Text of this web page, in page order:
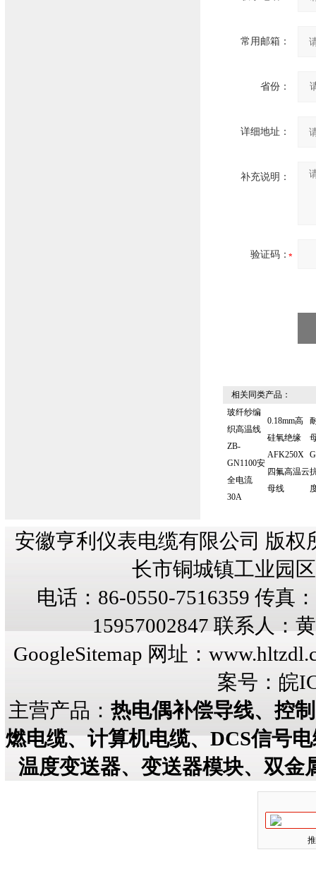
常用邮箱：
省份：
详细地址：
补充说明：
验证码：
相关同类产品：
玻纤纱编
织高温线
ZB-
GN1100安
全电流
30A
0.18mm高
硅氧绝缘
AFK250X
四氟高温云
母线
安徽亨利仪表电缆有限公司 版权
长市铜城镇工业园
电话：86-0550-7516359 传真
15957002847 联系人：
GoogleSitemap 网址：
案号： 皖
主营产品： 热电偶补偿导线、控
燃电缆、计算机电缆、DCS信号
温度变送器、变送器模块、双金